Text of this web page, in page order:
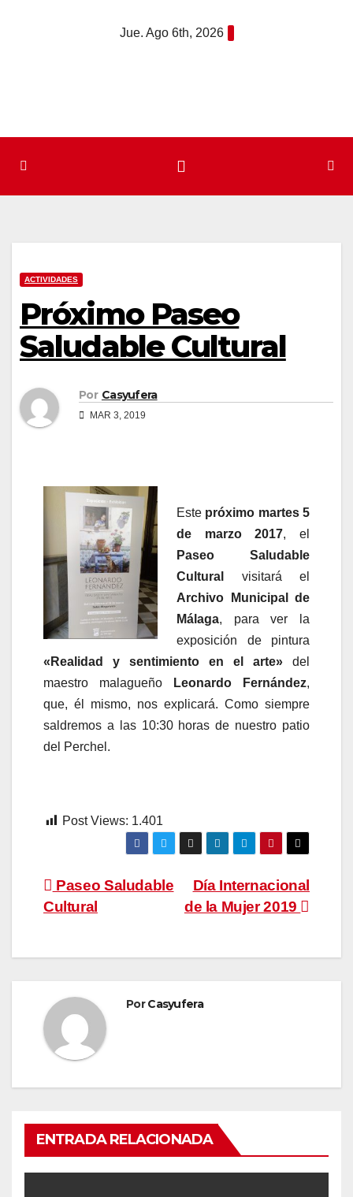
Jue. Ago 6th, 2026
ACTIVIDADES
Próximo Paseo
Saludable Cultural
Por Casyufera
MAR 3, 2019
Este próximo martes 5
de marzo 2017, el
Paseo Saludable
Cultural
visitará el
Archivo Municipal de
Málaga, para ver la
exposición de pintura
«Realidad y sentimiento en el arte» del
maestro malagueño
Leonardo Fernández,
que, él mismo, nos explicará. Como siempre
saldremos a las 10:30 horas de nuestro patio
del Perchel.
Post Views: 1.401
Navegación
de
entradas
Día Internacional
de la Mujer 2019
Paseo Saludable
Cultural
PorCasyufera
ENTRADA RELACIONADA